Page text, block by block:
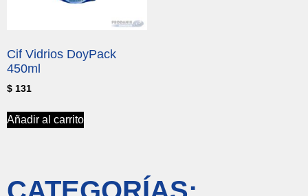
Cif Vidrios DoyPack
450ml
$ 131
Añadir al carrito